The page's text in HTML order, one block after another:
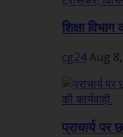
शिक्षा
cg24Aug
प्राचार्य